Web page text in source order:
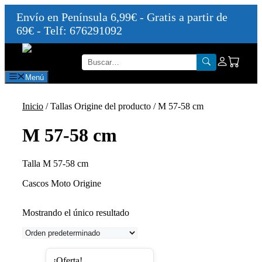
Envío en Península 6,99€ - Gratis a partir de
69€ - Telf: 676291092
Saltar
contenido
Menú
Inicio / Tallas Origine del producto / M 57-58 cm
M 57-58 cm
Talla M 57-58 cm
Cascos Moto Origine
Mostrando el único resultado